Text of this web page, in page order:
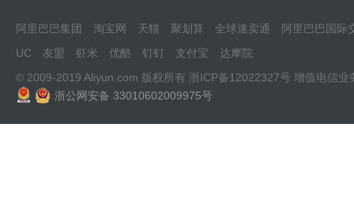
阿里巴巴集团 淘宝网 天猫 聚划算 全球速卖通
阿里巴巴国际
UC
友盟 虾米 优酷 钉钉 支付宝
达摩院
© 2009-2019 Aliyun.com 版权所有 浙ICP备12022327号 增值电信业
浙公网安备 33010602009975号